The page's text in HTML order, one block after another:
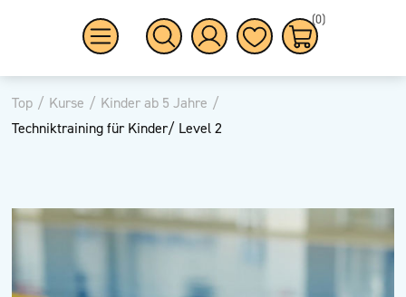
(0)
Top / Kurse / Kinder ab 5 Jahre /
Techniktraining für Kinder/ Level 2